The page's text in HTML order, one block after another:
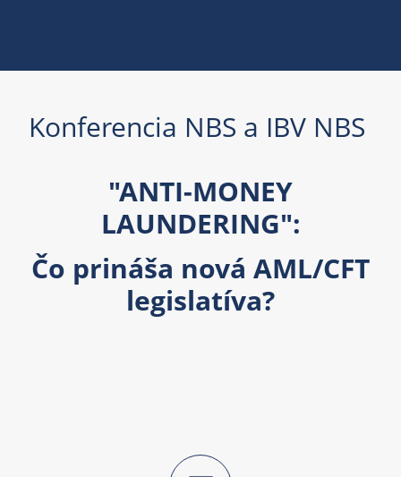
Konferencia NBS a IBV NBS
"ANTI-MONEY
LAUNDERING":
Čo prináša nová AML/CFT
legislatíva?